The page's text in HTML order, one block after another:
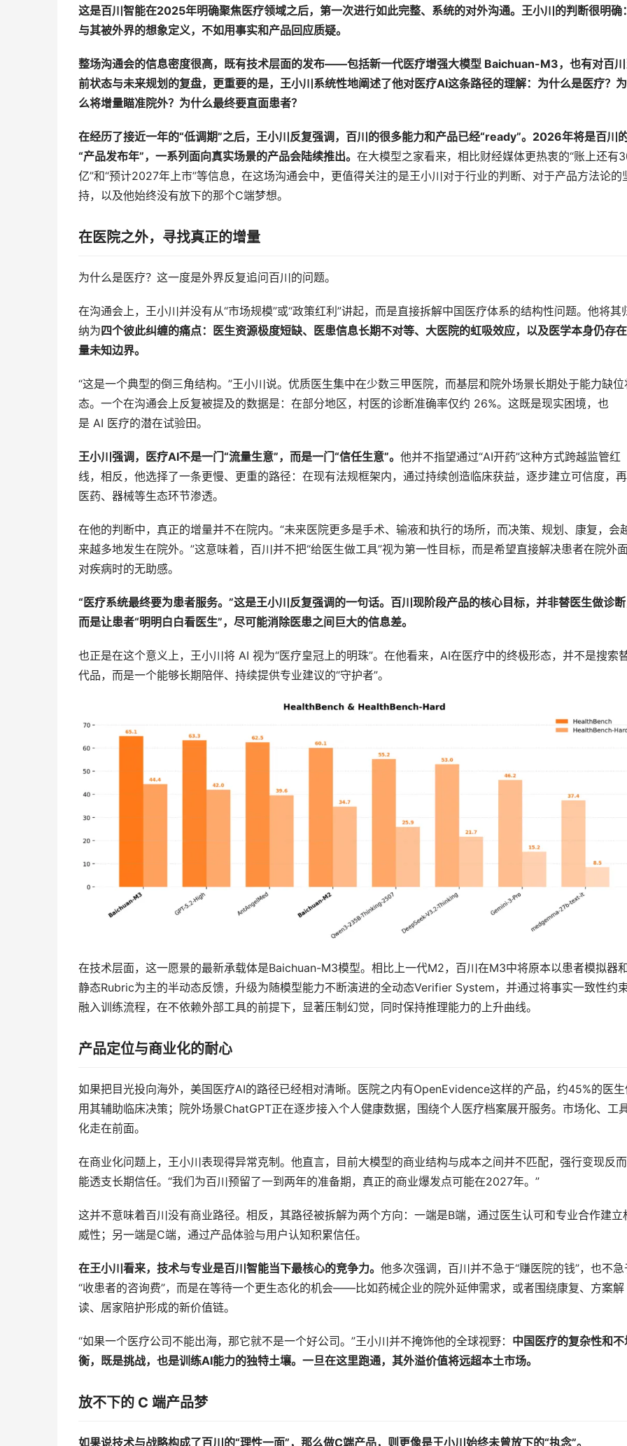
这是百川智能在2025年明确聚焦医疗领域之后，第一次进行如此完整、系统的对外沟通。王小川的判断很明确：
与其被外界的想象定义，不如用事实和产品回应质疑。
整场沟通会的信息密度很高，既有技术层面的发布——包括新一代医疗增强大模型 Baichuan-M3，也有对百川
前状态与未来规划的复盘，更重要的是，王小川系统性地阐述了他对医疗AI这条路径的理解：为什么是医疗？
么将增量瞄准院外？为什么最终要直面患者？
在经历了接近一年的“低调期”之后，王小川反复强调，百川的很多能力和产品已经“ready”。2026年将是百川
“产品发布年”，一系列面向真实场景的产品会陆续推出。 在大模型之家看来，相比财经媒体更热衷的“账上还有
亿”和“预计2027年上市”等信息，在这场沟通会中，更值得关注的是王小川对于行业的判断、对于产品方法论的
持，以及他始终没有放下的那个C端梦想。
在医院之外，寻找真正的增量
为什么是医疗？这一度是外界反复追问百川的问题。
在沟通会上，王小川并没有从“市场规模”或“政策红利”讲起，而是直接拆解中国医疗体系的结构性问题。他将其
纳为四个彼此纠缠的痛点：医生资源极度短缺、医患信息长期不对等、大医院的虹吸效应，以及医学本身仍存
量未知边界。
“这是一个典型的倒三角结构。”王小川说。优质医生集中在少数三甲医院，而基层和院外场景长期处于能力缺位
态。一个在沟通会上反复被提及的数据是：在部分地区，村医的诊断准确率仅约 26%。这既是现实困境，也
是 AI 医疗的潜在试验田。
王小川强调，医疗AI不是一门“流量生意”，而是一门“信任生意”。 他并不指望通过“AI开药”这种方式跨越监管红
线，相反，他选择了一条更慢、更重的路径：在现有法规框架内，通过持续创造临床获益，逐步建立可信度，
医药、器械等生态环节渗透。
在他的判断中，真正的增量并不在院内。“未来医院更多是手术、输液和执行的场所，而决策、规划、康复，会
来越多地发生在院外。”这意味着，百川并不把“给医生做工具”视为第一性目标，而是希望直接解决患者在院外
对疾病时的无助感。
“ 医疗系统最终要为患者服务。”这是王小川反复强调的一句话。百川现阶段产品的核心目标，并非替医生做诊断
而是让患者“明明白白看医生”，尽可能消除医患之间巨大的信息差。
也正是在这个意义上，王小川将 AI 视为“医疗皇冠上的明珠”。在他看来，AI在医疗中的终极形态，并不是搜索
代品，而是一个能够长期陪伴、持续提供专业建议的“守护者”。
在技术层面，这一愿景的最新承载体是Baichuan-M3模型。相比上一代M2，百川在M3中将原本以患者模拟器
静态Rubric为主的半动态反馈，升级为随模型能力不断演进的全动态Verifier System，并通过将事实一致性约
融入训练流程，在不依赖外部工具的前提下，显著压制幻觉，同时保持推理能力的上升曲线。
产品定位与商业化的耐心
如果把目光投向海外，美国医疗AI的路径已经相对清晰。医院之内有OpenEvidence这样的产品，约45%的医
用其辅助临床决策；院外场景ChatGPT正在逐步接入个人健康数据，围绕个人医疗档案展开服务。市场化、工
化走在前面。
在商业化问题上，王小川表现得异常克制。他直言，目前大模型的商业结构与成本之间并不匹配，强行变现反
能透支长期信任。“我们为百川预留了一到两年的准备期，真正的商业爆发点可能在2027年。”
这并不意味着百川没有商业路径。相反，其路径被拆解为两个方向：一端是B端，通过医生认可和专业合作建立
威性；另一端是C端，通过产品体验与用户认知积累信任。
在王小川看来，技术与专业是百川智能当下最核心的竞争力。 他多次强调，百川并不急于“赚医院的钱”，也不急
“收患者的咨询费”，而是在等待一个更生态化的机会——比如药械企业的院外延伸需求，或者围绕康复、方案解
读、居家陪护形成的新价值链。
“如果一个医疗公司不能出海，那它就不是一个好公司。”王小川并不掩饰他的全球视野： 中国医疗的复杂性和不
衡，既是挑战，也是训练AI能力的独特土壤。一旦在这里跑通，其外溢价值将远超本土市场。
放不下的 C 端产品梦
如果说技术与战略构成了百川的“理性一面”，那么做C端产品，则更像是王小川始终未曾放下的“执念”。